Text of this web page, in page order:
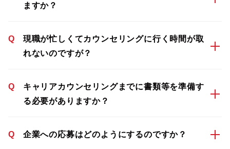
ますか？
Q
現職が忙しくてカウンセリングに行く時間が取
れないのですが？
Q
キャリアカウンセリングまでに書類等を準備す
る必要がありますか？
Q 企業への応募はどのようにするのですか？